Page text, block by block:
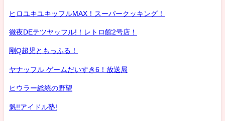
ヒロユキユキッフルMAX！スーパークッキング！
徹夜DEテツヤッフル!！レトロ館2号店！
剛Q超児ともっふる！
ヤナッフル ゲームだいすき6！放送局
ヒウラー総統の野望
魁!!アイドル塾!